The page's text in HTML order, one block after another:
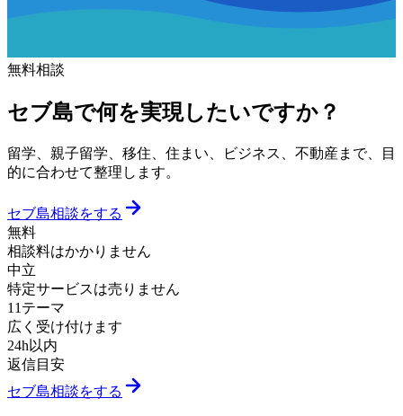
無料相談
セブ島で何を実現したいですか？
留学、親子留学、移住、住まい、ビジネス、不動産まで、目
的に合わせて整理します。
セブ島相談をする
無料
相談料はかかりません
中立
特定サービスは売りません
11テーマ
広く受け付けます
24h以内
返信目安
セブ島相談をする